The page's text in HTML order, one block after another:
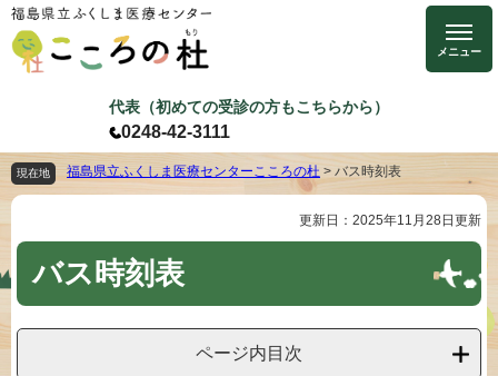
ペ
ー
で
す
。
メ
ニ
ば
し
て
本
文
へ
代表（初めての受診の方もこちらから）
0248-42-3111
現在地 福島県立ふくしま医療センターこころの杜 > バス時刻表
文
更新日：2025年11月28日更新
バス時刻表
ページ内目次